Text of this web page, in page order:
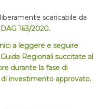
scaricabile da
163/2020.
a leggere e seguire
Regionali succitate al
durante la fase di
investimento approvato.